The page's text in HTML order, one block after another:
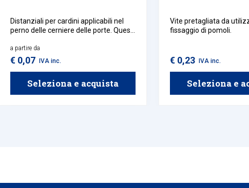
Distanziali per cardini applicabili nel
perno delle cerniere delle porte. Questi
dimensioni e finiture.
a partire da
€ 0,07 IVA inc.
Seleziona e acquista
Vite pretagliata da
fissaggio di pomoli.
€ 0,23 IVA inc.
Seleziona e